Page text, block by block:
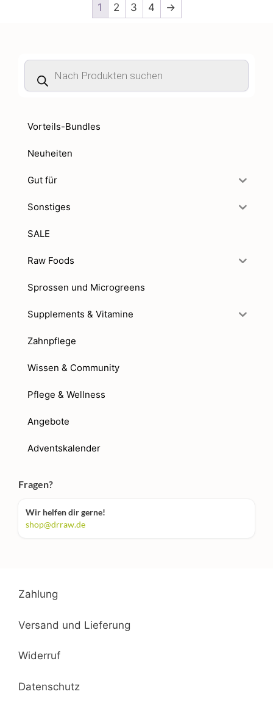
1 2 3 4 →
Products
search
Vorteils-Bundles
Neuheiten
Gut für
Sonstiges
SALE
Raw Foods
Sprossen und Microgreens
Supplements & Vitamine
Zahnpflege
Wissen & Community
Pflege & Wellness
Angebote
Adventskalender
Fragen?
Wir helfen dir gerne!
shop@drraw.de
Zahlung
Versand und Lieferung
Widerruf
Datenschutz